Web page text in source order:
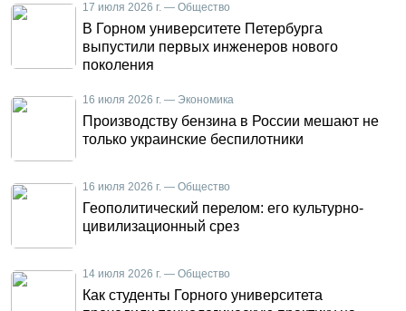
17 июля 2026 г. — Общество
В Горном университете Петербурга
выпустили первых инженеров нового
поколения
16 июля 2026 г. — Экономика
Производству бензина в России мешают не
только украинские беспилотники
16 июля 2026 г. — Общество
Геополитический перелом: его культурно-
цивилизационный срез
14 июля 2026 г. — Общество
Как студенты Горного университета